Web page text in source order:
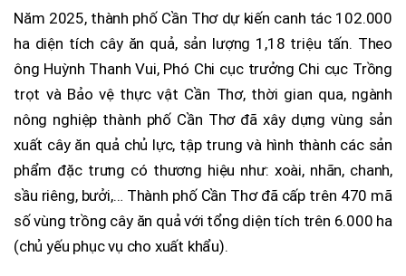
Năm 2025, thành phố Cần Thơ dự kiến canh tác 102.000
ha diện tích cây ăn quả, sản lượng 1,18 triệu tấn. Theo
ông Huỳnh Thanh Vui, Phó Chi cục trưởng Chi cục Trồng
trọt và Bảo vệ thực vật Cần Thơ, thời gian qua, ngành
nông nghiệp thành phố Cần Thơ đã xây dựng vùng sản
xuất cây ăn quả chủ lực, tập trung và hình thành các sản
phẩm đặc trưng có thương hiệu như: xoài, nhãn, chanh,
sầu riêng, bưởi,… Thành phố Cần Thơ đã cấp trên 470 mã
số vùng trồng cây ăn quả với tổng diện tích trên 6.000 ha
(chủ yếu phục vụ cho xuất khẩu).